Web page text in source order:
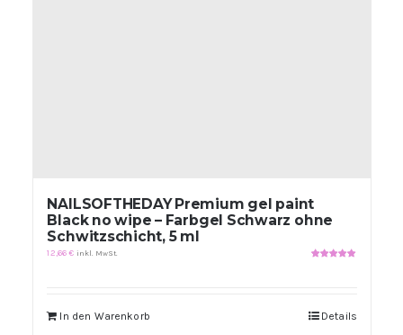
NAILSOFTHEDAY Premium gel paint
Black no wipe – Farbgel Schwarz ohne
Schwitzschicht, 5 ml
12,66€ inkl. MwSt.
In den Warenkorb Details